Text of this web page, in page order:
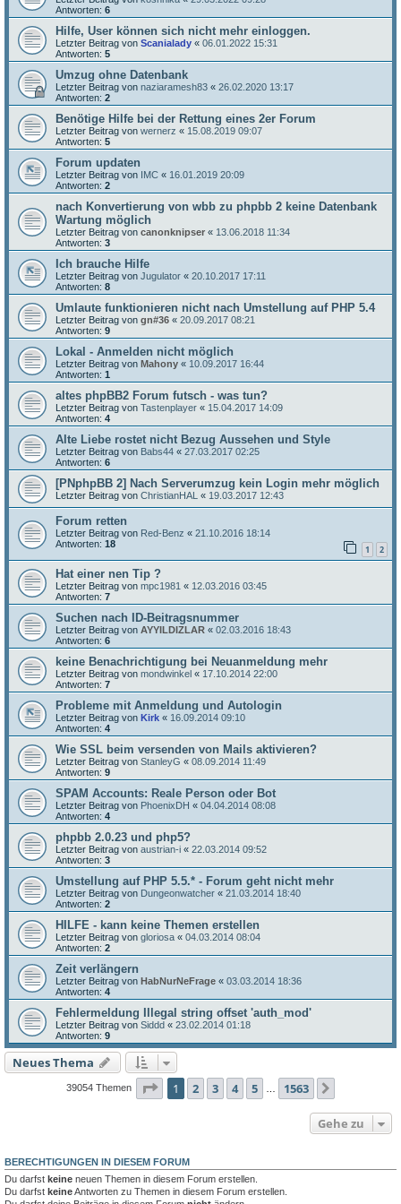
Antworten: 6
Hilfe, User können sich nicht mehr einloggen.
Letzter Beitrag von Scanialady « 06.01.2022 15:31
Antworten: 5
Umzug ohne Datenbank
Letzter Beitrag von naziaramesh83 « 26.02.2020 13:17
Antworten: 2
Benötige Hilfe bei der Rettung eines 2er Forum
Letzter Beitrag von wernerz « 15.08.2019 09:07
Antworten: 5
Forum updaten
Letzter Beitrag von IMC « 16.01.2019 20:09
Antworten: 2
nach Konvertierung von wbb zu phpbb 2 keine Datenbank
Wartung möglich
Letzter Beitrag von canonknipser « 13.06.2018 11:34
Antworten: 3
Ich brauche Hilfe
Letzter Beitrag von Jugulator « 20.10.2017 17:11
Antworten: 8
Umlaute funktionieren nicht nach Umstellung auf PHP 5.4
Letzter Beitrag von gn#36 « 20.09.2017 08:21
Antworten: 9
Lokal - Anmelden nicht möglich
Letzter Beitrag von Mahony « 10.09.2017 16:44
Antworten: 1
altes phpBB2 Forum futsch - was tun?
Letzter Beitrag von Tastenplayer « 15.04.2017 14:09
Antworten: 4
Alte Liebe rostet nicht Bezug Aussehen und Style
Letzter Beitrag von Babs44 « 27.03.2017 02:25
Antworten: 6
[PNphpBB 2] Nach Serverumzug kein Login mehr möglich
Letzter Beitrag von ChristianHAL « 19.03.2017 12:43
Forum retten
Letzter Beitrag von Red-Benz « 21.10.2016 18:14
Antworten: 18 1 2
Hat einer nen Tip ?
Letzter Beitrag von mpc1981 « 12.03.2016 03:45
Antworten: 7
Suchen nach ID-Beitragsnummer
Letzter Beitrag von AYYILDIZLAR « 02.03.2016 18:43
Antworten: 6
keine Benachrichtigung bei Neuanmeldung mehr
Letzter Beitrag von mondwinkel « 17.10.2014 22:00
Antworten: 7
Probleme mit Anmeldung und Autologin
Letzter Beitrag von Kirk « 16.09.2014 09:10
Antworten: 4
Wie SSL beim versenden von Mails aktivieren?
Letzter Beitrag von StanleyG « 08.09.2014 11:49
Antworten: 9
SPAM Accounts: Reale Person oder Bot
Letzter Beitrag von PhoenixDH « 04.04.2014 08:08
Antworten: 4
phpbb 2.0.23 und php5?
Letzter Beitrag von austrian-i « 22.03.2014 09:52
Antworten: 3
Umstellung auf PHP 5.5.* - Forum geht nicht mehr
Letzter Beitrag von Dungeonwatcher « 21.03.2014 18:40
Antworten: 2
HILFE - kann keine Themen erstellen
Letzter Beitrag von gloriosa « 04.03.2014 08:04
Antworten: 2
Zeit verlängern
Letzter Beitrag von HabNurNeFrage « 03.03.2014 18:36
Antworten: 4
Fehlermeldung Illegal string offset 'auth_mod'
Letzter Beitrag von Siddd « 23.02.2014 01:18
Antworten: 9
Neues Thema
39054 Themen Seite 1von 1563
1 2 3 4 5 1563
Gehe zu
BERECHTIGUNGEN IN DIESEM FORUM
Du darfst keine neuen Themen in diesem Forum erstellen.
Du darfst keineAntworten zu Themen in diesem Forum erstellen.